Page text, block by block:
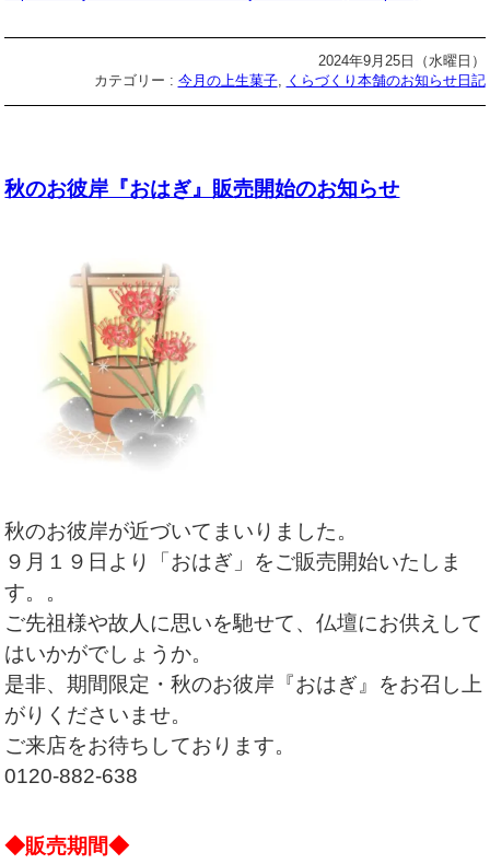
2024年9月25日（水曜日）
カテゴリー : 今月の上生菓子, くらづくり本舗のお知らせ日記
秋のお彼岸『おはぎ』販売開始のお知らせ
秋のお彼岸が近づいてまいりました。
９月１９日より「おはぎ」をご販売開始いたしま
す。。
ご先祖様や故人に思いを馳せて、仏壇にお供えして
はいかがでしょうか。
是非、期間限定・秋のお彼岸『おはぎ』をお召し上
がりくださいませ。
ご来店をお待ちしております。
0120-882-638
◆販売期間◆